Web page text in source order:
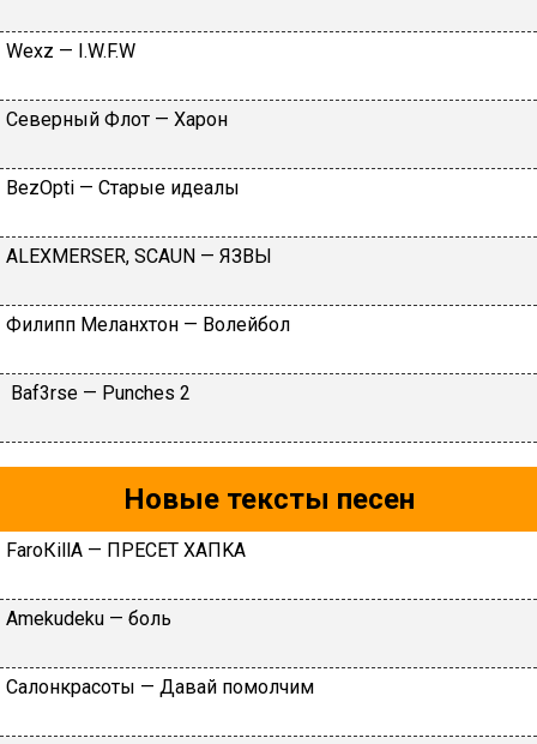
Wехz — I.W.F.W
Северный Флот — Харон
BеzОрti — Cтapыe идeaлы
АLЕХМЕRSЕR, SСАUN — ЯЗВЫ
Филипп Меланхтон — Волейбол
Baf3rse — Punches 2
Новые тексты песен
FаrоКillА — ПPECET XAПKA
Аmеkudеku — бoль
Caлoнкpacoты — Дaвaй пoмoлчим